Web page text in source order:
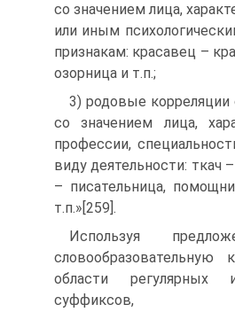
со значением лица,
или иным
признакам: красавец –
озорница и т.п.;
3) родовые
со значением лица,
профессии,
виду деятельности: ткач
– писательница,
т.п.»[259].
Используя
словообразовательную
области регулярных
суффиксов,